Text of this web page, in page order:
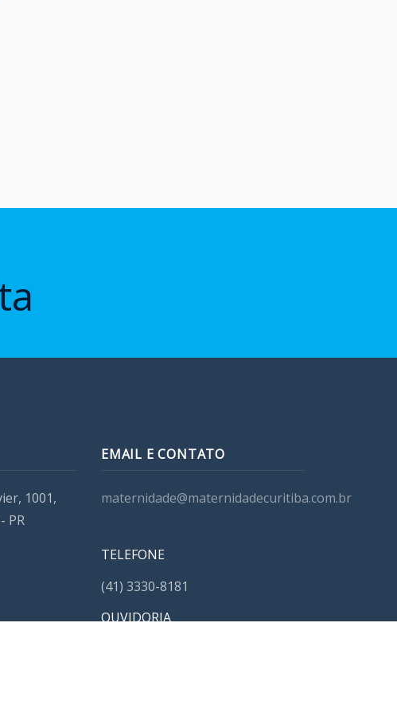
1001,
PR
EMAIL E CONTATO
maternidade@maternidadecuritiba.com.br
TELEFONE
(41) 3330-8181
OUVIDORIA